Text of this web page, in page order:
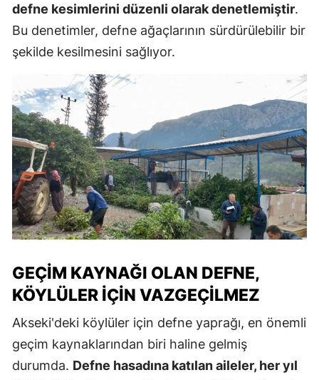
defne kesimlerini düzenli olarak denetlemiştir.
Bu denetimler, defne ağaçlarının sürdürülebilir bir
şekilde kesilmesini sağlıyor.
GEÇIM KAYNAĞI OLAN DEFNE,
KÖYLÜLER İÇIN VAZGEÇILMEZ
Akseki'deki köylüler için defne yaprağı, en önemli
geçim kaynaklarından biri haline gelmiş
durumda. Defne hasadına katılan aileler, her yıl